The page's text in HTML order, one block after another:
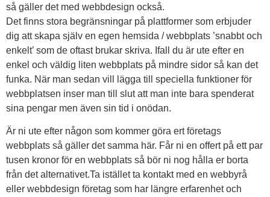
så gäller det med webbdesign också.
Det finns stora begränsningar på plattformer som erbjuder
dig att skapa själv en egen hemsida / webbplats ’snabbt och
enkelt’ som de oftast brukar skriva. Ifall du är ute efter en
enkel och väldig liten webbplats på mindre sidor så kan det
funka. När man sedan vill lägga till speciella funktioner för
webbplatsen inser man till slut att man inte bara spenderat
sina pengar men även sin tid i onödan.
Är ni ute efter någon som kommer göra ert företags
webbplats så gäller det samma här. Får ni en offert på ett par
tusen kronor för en webbplats så bör ni nog hålla er borta
från det alternativet.Ta istället ta kontakt med en webbyrå
eller webbdesign företag som har längre erfarenhet och